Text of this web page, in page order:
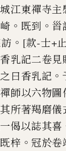
江東禪寺主
。 既到 。 𩠐
。 [款-士+
乳記二卷見
曰香乳記 。
師以六物圖
所著羯磨儀
偈以誌其喜
梓 。冠於卷